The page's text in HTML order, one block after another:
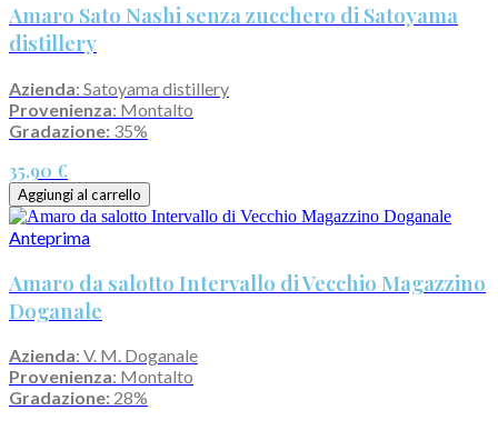
Amaro Sato Nashi senza zucchero di Satoyama
distillery
Azienda: Satoyama distillery
Provenienza: Montalto
Gradazione: 35%
35,90 €
Aggiungi al carrello
Anteprima
Amaro da salotto Intervallo di Vecchio Magazzino
Doganale
Azienda: V. M. Doganale
Provenienza: Montalto
Gradazione: 28%